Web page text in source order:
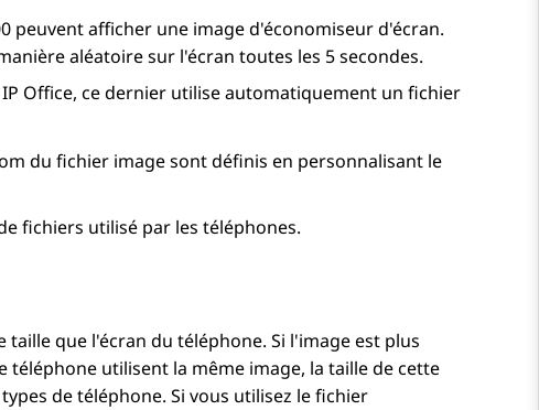
peuvent afficher une image d'économiseur d'écran.
aléatoire sur l'écran toutes les 5 secondes.
IP Office, ce dernier utilise automatiquement un fichier
du fichier image sont définis en personnalisant le
fichiers utilisé par les téléphones.
que l'écran du téléphone. Si l'image est plus
téléphone utilisent la même image, la taille de cette
de téléphone. Si vous utilisez le fichier